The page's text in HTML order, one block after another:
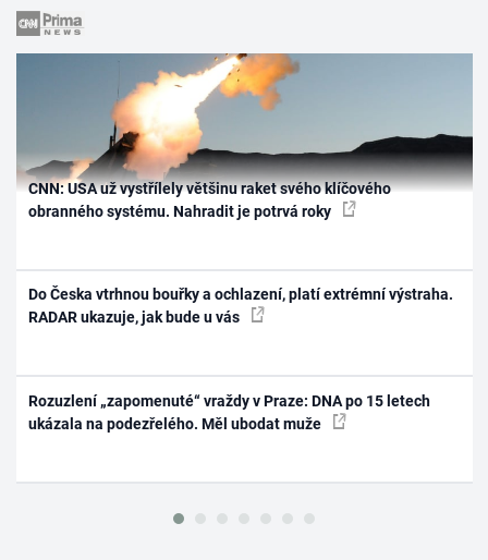
CNN: USA už vystřílely většinu raket svého klíčového
obranného systému. Nahradit je potrvá roky
Do Česka vtrhnou bouřky a ochlazení, platí extrémní výstraha.
RADAR ukazuje, jak bude u vás
Rozuzlení „zapomenuté“ vraždy v Praze: DNA po 15 letech
ukázala na podezřelého. Měl ubodat muže